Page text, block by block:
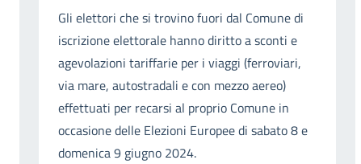
Gli elettori che si trovino fuori dal Comune di
iscrizione elettorale hanno diritto a sconti e
agevolazioni tariffarie per i viaggi (ferroviari,
via mare, autostradali e con mezzo aereo)
effettuati per recarsi al proprio Comune in
occasione delle Elezioni Europee di sabato 8 e
domenica 9 giugno 2024.